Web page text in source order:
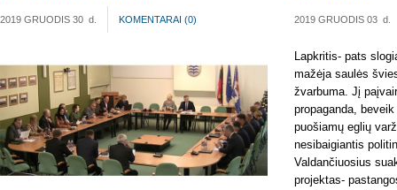
2019 GRUODIS 30 d. KOMENTARAI (0) 2019 GRUODIS 03 d.
Lapkritis- pats
mažėja saulės
žvarbuma. Jį
propaganda,
puošiamų eglių
nesibaigiantis
Valdančiuosius
projektas-